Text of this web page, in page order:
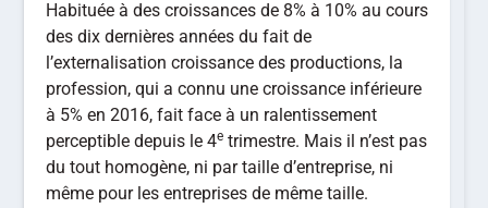
Habituée à des croissances de 8% à 10% au cours
des dix dernières années du fait de
l’externalisation croissance des productions, la
profession, qui a connu une croissance inférieure
à 5% en 2016, fait face à un ralentissement
perceptible depuis le 4e trimestre. Mais il n’est pas
du tout homogène, ni par taille d’entreprise, ni
même pour les entreprises de même taille.